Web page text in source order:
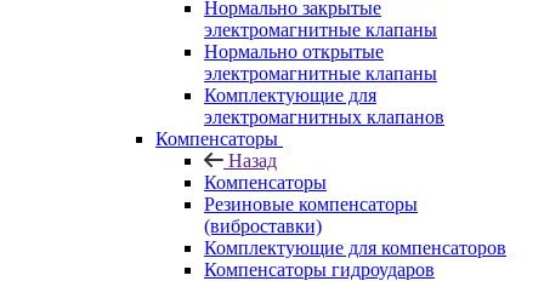
Нормально закрытые
электромагнитные клапаны
Нормально открытые
электромагнитные клапаны
Комплектующие для
электромагнитных клапанов
Компенсаторы
Назад
Компенсаторы
Резиновые компенсаторы
(виброставки)
Комплектующие для компенсаторов
Компенсаторы гидроударов